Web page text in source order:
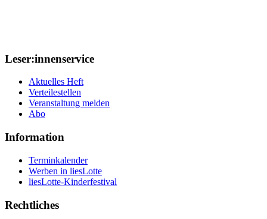
Leser:innenservice
Aktuelles Heft
Verteilestellen
Veranstaltung melden
Abo
Information
Terminkalender
Werben in liesLotte
liesLotte-Kinderfestival
Rechtliches